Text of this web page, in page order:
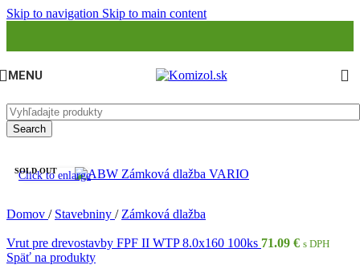
Skip to navigation Skip to main content
MENU
Search
SOLD OUT
Click to enlarge
Domov / Stavebniny / Zámková dlažba
Vrut pre drevostavby FPF II WTP 8.0x160 100ks 71.09 € s DPH
Späť na produkty